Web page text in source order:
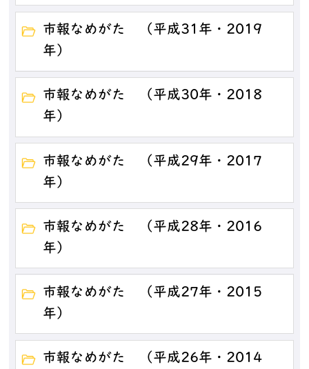
市報なめがた （平成31年・2019
年）
市報なめがた （平成30年・2018
年）
市報なめがた （平成29年・2017
年）
市報なめがた （平成28年・2016
年）
市報なめがた （平成27年・2015
年）
市報なめがた （平成26年・2014